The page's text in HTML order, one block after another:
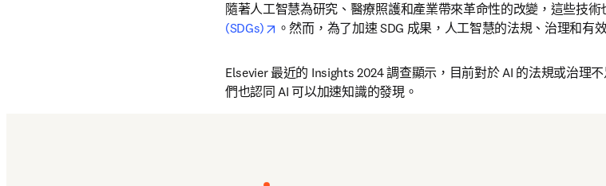
隨著人工智慧為研究、醫療照護和產業帶來革命性的改變，這些技
(SDGs)
opens in new tab/window
。然而，為了加速 SDG 成果，人工智慧的法規、治理和有
Elsevier 最近的 Insights 2024 調查顯示，目前對於 AI 的法規或治理
們也認同 AI 可以加速知識的發現。